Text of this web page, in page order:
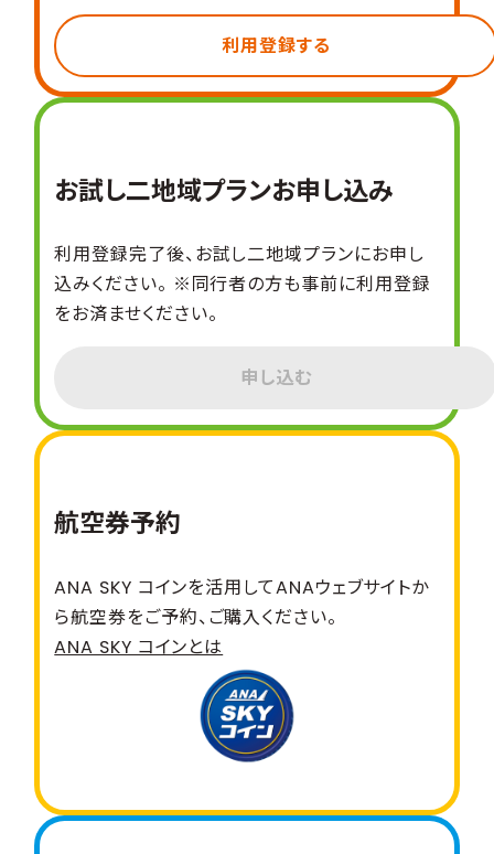
利用登録する
お試し二地域プランお申し込み
利用登録完了後、お試し二地域プランにお申し
込みください。 ※同行者の方も事前に利用登録
をお済ませください。
申し込む
航空券予約
ANA SKY コインを活用してANAウェブサイトか
ら航空券をご予約、ご購入ください。
ANA SKY コインとは